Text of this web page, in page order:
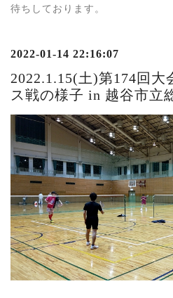
待ちしております。
2022-01-14 22:16:07
2022.1.15(土)第174回
ス戦の様子 in 越谷市立